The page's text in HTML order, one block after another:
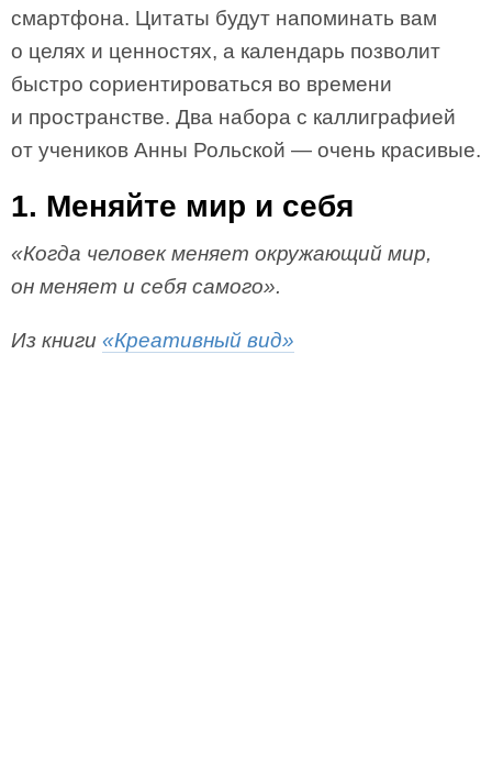
смартфона. Цитаты будут напоминать вам
о целях и ценностях, а календарь позволит
быстро сориентироваться во времени
и пространстве. Два набора с каллиграфией
от учеников Анны Рольской — очень красивые.
1. Меняйте мир и себя
«Когда человек меняет окружающий мир,
он меняет и себя самого».
Из книги «Креативный вид»